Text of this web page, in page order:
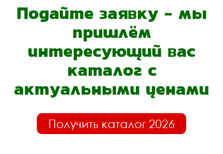
Подайте заявку - мы
пришлём
интересующий вас
каталог с
актуальными ценами
Получить каталог 2026